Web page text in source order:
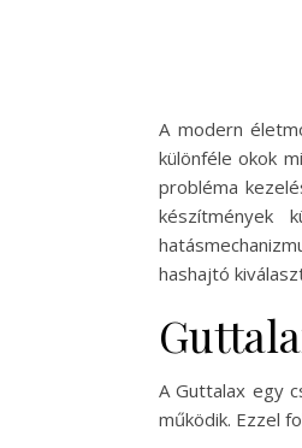
A modern
különféle okok
probléma
készítmények
hashajtó
A Guttalax egy
működik. Ezzel